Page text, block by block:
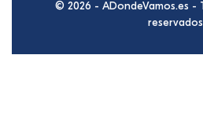
© 2026 - ADondeVamos.es -